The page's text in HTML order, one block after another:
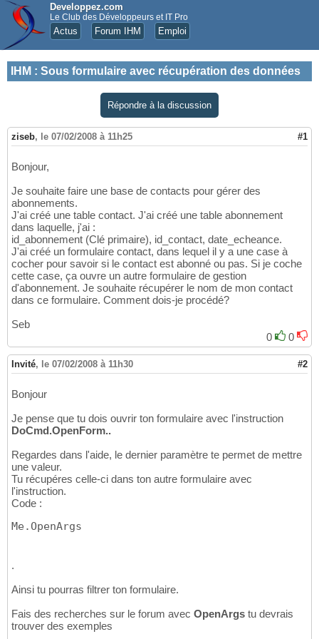
Developpez.com
Le Club des Développeurs et IT Pro
Actus Forum IHM Emploi
IHM : Sous formulaire avec récupération des données
Répondre à la discussion
ziseb, le 07/02/2008 à 11h25 #1
Bonjour,
Je souhaite faire une base de contacts pour gérer des
abonnements.
J'ai créé une table contact. J'ai créé une table abonnement
dans laquelle, j'ai :
id_abonnement (Clé primaire), id_contact, date_echeance.
J'ai créé un formulaire contact, dans lequel il y a une case à
cocher pour savoir si le contact est abonné ou pas. Si je coche
cette case, ça ouvre un autre formulaire de gestion
d'abonnement. Je souhaite récupérer le nom de mon contact
dans ce formulaire. Comment dois-je procédé?
Seb
0
0
Invité, le 07/02/2008 à 11h30 #2
Bonjour
Je pense que tu dois ouvrir ton formulaire avec l'instruction
DoCmd.OpenForm..
Regardes dans l'aide, le dernier paramètre te permet de mettre
une valeur.
Tu récupéres celle-ci dans ton autre formulaire avec
l'instruction.
Code :
Me.OpenArgs
.
Ainsi tu pourras filtrer ton formulaire.
Fais des recherches sur le forum avec OpenArgs tu devrais
trouver des exemples